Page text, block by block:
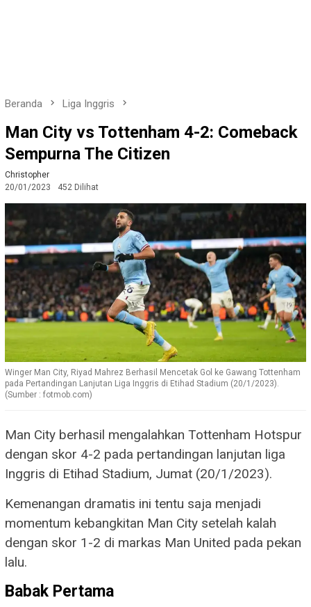
Beranda Liga Inggris
Man City vs Tottenham 4-2: Comeback
Sempurna The Citizen
Christopher
20/01/2023
452 Dilihat
Winger Man City, Riyad Mahrez Berhasil Mencetak Gol ke Gawang Tottenham
pada Pertandingan Lanjutan Liga Inggris di Etihad Stadium (20/1/2023).
(Sumber : fotmob.com)
Man City berhasil mengalahkan Tottenham Hotspur
dengan skor 4-2 pada pertandingan lanjutan liga
Inggris di Etihad Stadium, Jumat (20/1/2023).
Kemenangan dramatis ini tentu saja menjadi
momentum kebangkitan Man City setelah kalah
dengan skor 1-2 di markas Man United pada pekan
lalu.
Babak Pertama